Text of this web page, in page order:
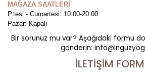
MAĞAZA SAATLERİ
P.tesi - Cumartesi: 10:00-20:00
Pazar: Kapalı
Bir sorunuz mu var? Aşağıdaki formu
gönderin:
İLETİŞİM